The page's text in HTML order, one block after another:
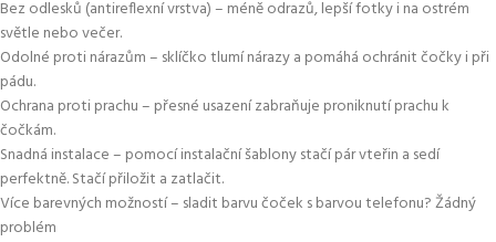
Bez odlesků (antireflexní vrstva) – méně odrazů, lepší fotky i na ostrém
světle nebo večer.
Odolné proti nárazům – sklíčko tlumí nárazy a pomáhá ochránit čočky i při
pádu.
Ochrana proti prachu – přesné usazení zabraňuje proniknutí prachu k
čočkám.
Snadná instalace – pomocí instalační šablony stačí pár vteřin a sedí
perfektně. Stačí přiložit a zatlačit.
Více barevných možností – sladit barvu čoček s barvou telefonu? Žádný
problém